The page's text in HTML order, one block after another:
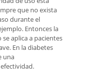
que no exista
durante el
Entonces la
aplica a pacientes
En la diabetes
una